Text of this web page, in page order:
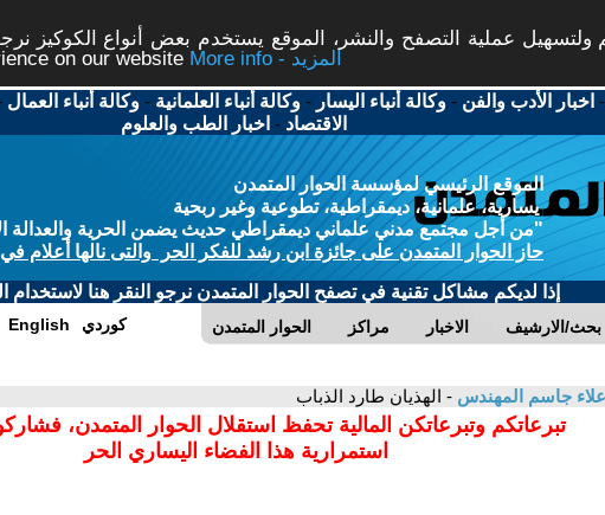
عملية التصفح والنشر، الموقع يستخدم بعض أنواع الكوكيز
on our website
More info - المزيد
- اخبار الأدب والفن -وكالة أنباء اليسار -وكالة أنباء العلمانية -وكالة أنباء العمال
الاقتصاد - اخبار الطب والعلوم
الموقع الرئيسي لمؤسسة الحوار المتمدن
يسارية، علمانية، ديمقراطية، تطوعية وغير ربحية
"من أجل مجتمع مدني علماني ديمقراطي حديث يضمن الحرية والعدالة
حاز الحوار المتمدن على جائزة ابن رشد للفكر الحر والتى نالها أعلام في
إذا لديكم مشاكل تقنية في تصفح الحوار المتمدن نرجو النقر هنا لاستخدام
الحوار المتمدن مراكز الاخبار بحث/الارشيف English كوردي
علاء جاسم المهندس - الهذيان طارد الذباب
تبرعاتكم وتبرعاتكن المالية تحفظ استقلال الحوار المتمدن،
استمرارية هذا الفضاء اليساري الحر